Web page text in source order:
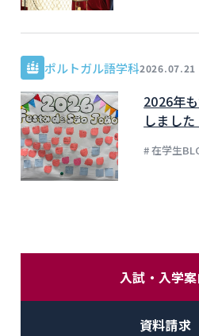
ポルトガル語学科2026.07.21
2026年
しました
# 在学生
入試・入学
資料請求